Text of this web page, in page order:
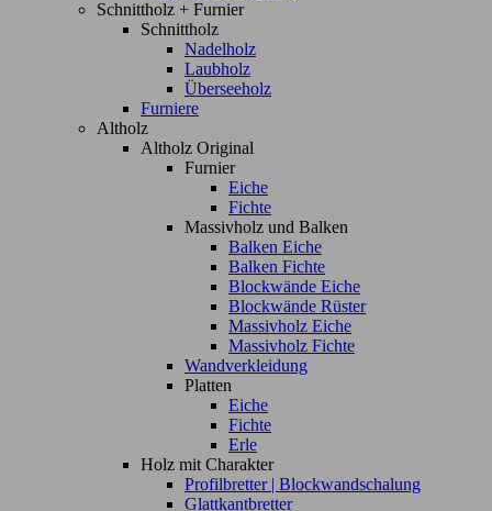
Schnittholz + Furnier
Schnittholz
Nadelholz
Laubholz
Überseeholz
Furniere
Altholz
Altholz Original
Furnier
Eiche
Fichte
Massivholz und Balken
Balken Eiche
Balken Fichte
Blockwände Eiche
Blockwände Rüster
Massivholz Eiche
Massivholz Fichte
Wandverkleidung
Platten
Eiche
Fichte
Erle
Holz mit Charakter
Profilbretter | Blockwandschalung
Glattkantbretter